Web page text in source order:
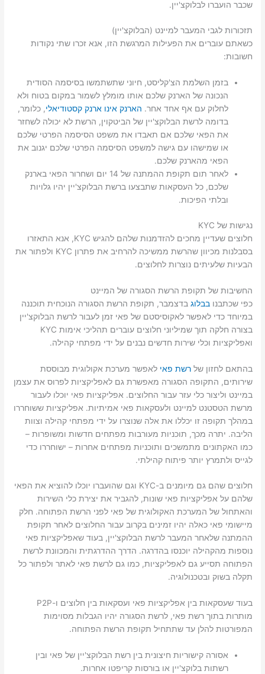
שכבר הועברו לבלוקצ'יין.
תזכורות לגבי המעבר למיינט (הבלוקצ'יין)
כשאתם עוברים את הפעילות המרגשת הזו, אנא זכרו שתי נקודות
חשובות:
בזמן השלמת הצ'קליסט, חיוני שתשתמשו בסיסמה הסודית
הנכונה של הארנק שלכם אותו מומלץ לשמור במקום בטוח ולא
לחלוק עם אף אחד אחר. הארנק אינו ארנק קסטודיאלי, כלומר,
בדומה לרשת הבלוקצ'יין של הביטקוין, הרשת לא יכולה לשחזר
את הפאי שלכם אם תאבדו את משפט הסיסמה הפרטי שלכם
או שמישהו עם גישה למשפט הסיסמה הפרטי שלכם יגנוב את
הפאי מהארנק שלכם.
לאחר תום תקופת ההמתנה של 14 יום ושחרור הפאי בארנק
שלכם, כל העסקאות שתבצעו ברשת הבלוקצ'יין יהיו גלויות
ובלתי הפיכות.
נגישות של KYC
חלוצים שעדיין מחכים להזדמנות שלהם להגיש KYC, אנא התאזרו
בסבלנות מכיוון שהרשת ממשיכה להרחיב את פתרון KYC ולפתור את
הבעיות שלעיתים נוצרות לחלוצים.
החשיבות של תקופת הרשת הסגורה של המיינט
כפי שכתבנו בבלוג בדצמבר, תקופת הרשת הסגורה הנוכחית תוכננה
במיוחד כדי לאפשר לאקוסיסטם של פאי זמן לעבור לרשת הבלוקצ'יין
בצורה חלקה תוך שמיליוני חלוצים עוברים תהליכי אימות KYC
ואפליקציות וכלי שירות חדשים נבנים על ידי מפתחי קהילה.
בהתאם לחזון שלרשת פאי לאפשר מערכת אקולוגית מבוססת
שירותים, התקופה הסגורה מאפשרת גם לאפליקציות לפרוס את עצמן
במיינט וליצור כלי עזר עבור החלוצים. אפליקציות פאי יוכלו לעבור
מרשת הטסטנט למיינט ולעסקאות פאי אמיתיות. אפליקציות ששוחררו
במהלך תקופה זו יכללו את אלה שנוצרו על ידי מפתחי קהילה וצוות
הליבה. יתרה מכך, תוכניות מעורבות מפתחים חדשות ומשופרות –
כמו האקתונים מתמשכים ותוכניות מפתחים אחרות – ישוחררו כדי
לגייס ולתמרץ יותר פיתוח קהילתי.
חלוצים שהם גם מיומנים ב-KYC וגם שהועברו יוכלו להוציא את הפאי
שלהם על אפליקציות פאי שונות, להגביר את יצירת כלי השירות
והאתחול של המערכת האקולוגית של פאי לפני הרשת הפתוחה. חלק
מיישומי פאי כאלה יהיו זמינים בקרוב עבור החלוצים לאחר תקופת
ההמתנה שלאחר המעבר לרשת הבלוקצ'יין, בעוד שאפליקציות פאי
נוספות מהקהילה יוכנסו בהדרגה. הדרך ההדרגתית והמכוונת לרשת
הפתוחה תסייע גם לאפליקציות, כמו גם לרשת פאי לאתר ולפתור כל
תקלה בשוק ובטכנולוגיה.
בעוד שעסקאות בין אפליקציות פאי ועסקאות בין חלוצים ו-P2P
מותרות בתוך רשת פאי, לרשת הסגורה יהיו הגבלות מסוימות
המפורטות להלן עד שתתחיל תקופת הרשת הפתוחה.
אסורה קישוריות חיצונית בין רשת הבלוקצ'יין של פאי ובין
רשתות בלוקצ'יין או בורסות קריפטו אחרות.